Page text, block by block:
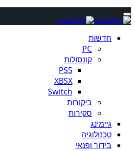
חדשות
PC
קונסולות
PS5
XBSX
Switch
ביקורות
סקירות
גיימינג
טכנולוגיה
בידור ופנאי